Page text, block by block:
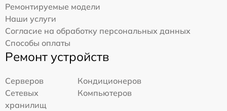
Ремонтируемые модели
Наши услуги
Согласие на обработку персональных данных
Способы оплаты
Ремонт устройств
Серверов
Кондиционеров
Сетевых
хранилищ
Компьютеров